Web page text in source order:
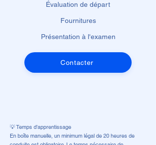
Évaluation de départ
Fournitures
Présentation à l'examen
Contacter
💡 Temps d'apprentissage
En boîte manuelle, un minimum légal de 20 heures de